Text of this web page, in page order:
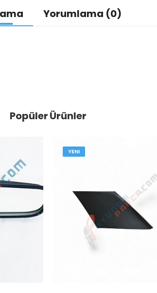
Yorumlama (0)
Popüler Ürünler
YENI